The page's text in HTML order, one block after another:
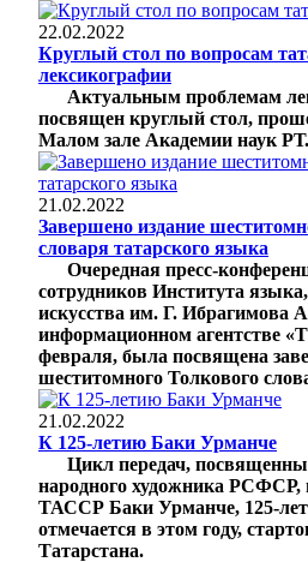
22.02.2022
Круглый стол по вопросам
лексикографии
Актуальным проблемам
посвящен круглый стол,
Малом зале Академии наук РТ.
21.02.2022
Завершено издание
словаря татарского языка
Очередная пресс-
сотрудников Института
искусства им. Г. Ибрагимова
информационном агентстве
февраля, была посвящена
шеститомного Толкового
21.02.2022
К 125-летию Баки Урманче
Цикл передач,
народного художника РСФСР,
ТАССР Баки Урманче, 125-
отмечается в этом году,
Татарстана.